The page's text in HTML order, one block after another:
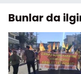
Bunlar da